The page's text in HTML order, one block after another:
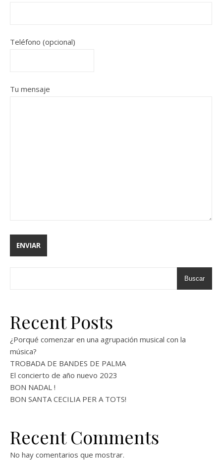
Teléfono (opcional)
Tu mensaje
Buscar
Recent Posts
¿Porqué comenzar en una agrupación musical con la
música?
TROBADA DE BANDES DE PALMA
El concierto de año nuevo 2023
BON NADAL !
BON SANTA CECILIA PER A TOTS!
Recent Comments
No hay comentarios que mostrar.